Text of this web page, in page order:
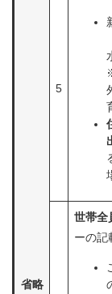
省略
5
世帯全
ーの記